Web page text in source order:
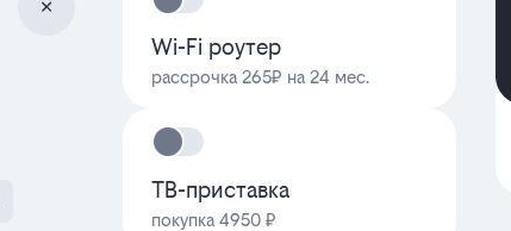
Wi-Fi роутер
рассрочка 265₽ на 24 мес.
ТВ-приставка
покупка 4950 ₽